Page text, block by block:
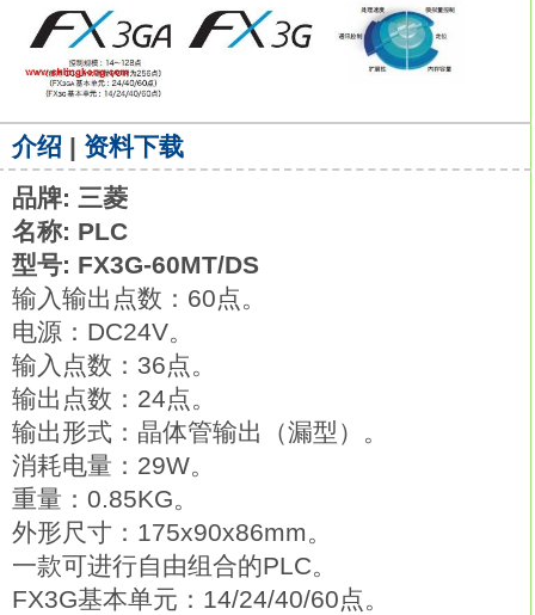
介绍 | 资料下载
品牌: 三菱
名称: PLC
型号: FX3G-60MT/DS
输入输出点数：60点。
电源：DC24V。
输入点数：36点。
输出点数：24点。
输出形式：晶体管输出（漏型）。
消耗电量：29W。
重量：0.85KG。
外形尺寸：175x90x86mm。
一款可进行自由组合的PLC。
FX3G基本单元：14/24/40/60点。